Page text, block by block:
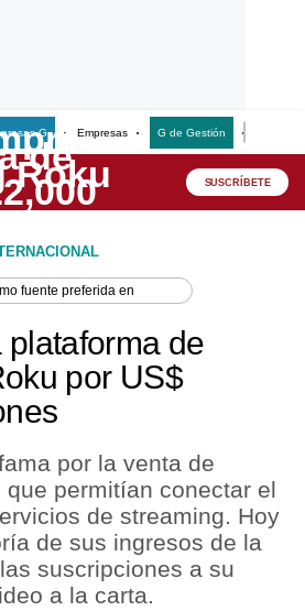
G Empresas G de Gestión
SUSCRÍBETE
fuente preferida en
plataforma de
por US$
por la venta de
permitían conectar el
de streaming. Hoy
de sus ingresos de la
suscripciones a su
a la carta.